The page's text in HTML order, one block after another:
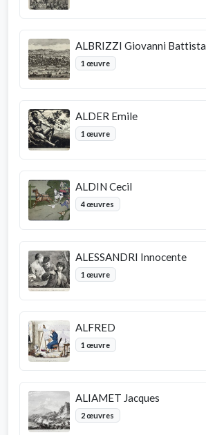
ALBRIZZI Giovanni Battista
1 œuvre
ALDER Emile
1 œuvre
ALDIN Cecil
4 œuvres
ALESSANDRI Innocente
1 œuvre
ALFRED
1 œuvre
ALIAMET Jacques
2 œuvres